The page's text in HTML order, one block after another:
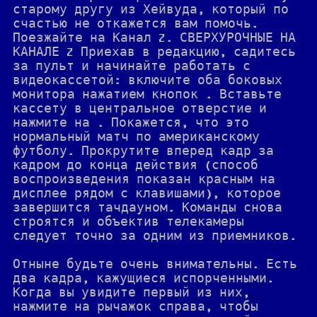
старому другу из Хейвуда, который по
счастью не откажется вам помочь.
Поезжайте на Канал Z. СВЕРХУРОЧНЫЕ НА
КАНАЛЕ Z Приехав в редакцию, садитесь
за пульт и начинайте работать с
видеокассетой: включите оба боковых
монитора нажатием кнопок . Вставьте
кассету в центральное отверстие и
нажмите на . Покажется, что это
нормальный матч по американскому
футболу. Прокрутите вперед кадр за
кадром до конца действия (способ
воспроизведения показан красным на
дисплее рядом с клавишами), которое
завершится тачдауном. Команды снова
строятся и объектив телекамеры
следует точно за одним из приемников.
Отныне будьте очень внимательны. Есть
два кадра, кажущиеся испорченными.
Когда вы увидите первый из них,
нажмите на рычажок справа, чтобы